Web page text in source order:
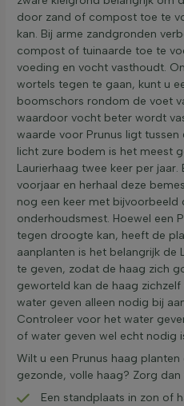
door zand of compost toe te
kan. Bij arme zandgronden
compost of tuinaarde toe te
voeding en vocht vasthoudt.
wortels tegen te gaan, kunt u
boomschors rondom de voet
waardoor vocht beter wordt
waarde voor Prunus ligt
licht zure bodem is het meest
Laurierhaag twee keer per jaar.
voorjaar en herhaal deze
nog een keer met bijvoorbeeld
onderhoudsmest. Hoewel een
tegen droogte kan, heeft de
aanplanten is het belangrijk de
te geven, zodat de haag zich
geworteld kan de haag
water geven alleen nodig bij
Controleer voor het water
of water geven wel echt nodig
Wilt u een Prunus haag
gezonde, volle haag? Zorg dan
Een standplaats in zon of